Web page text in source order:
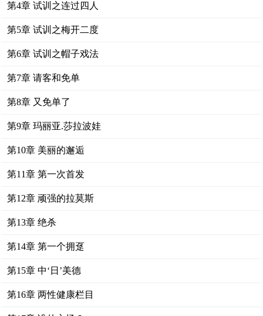
第4章 试训之连过四人
第5章 试训之梅开二度
第6章 试训之帽子戏法
第7章 请客和免单
第8章 又免单了
第9章 玛丽亚.莎拉波娃
第10章 美丽的邂逅
第11章 第一次首发
第12章 顽强的拉莫斯
第13章 绝杀
第14章 第一个拥趸
第15章 中‘日’美德
第16章 两性健康栏目